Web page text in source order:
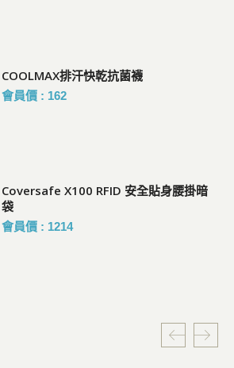
COOLMAX排汗快乾抗菌襪
會員價 : 162
Coversafe X100 RFID 安全貼身腰掛暗
袋
會員價 : 1214